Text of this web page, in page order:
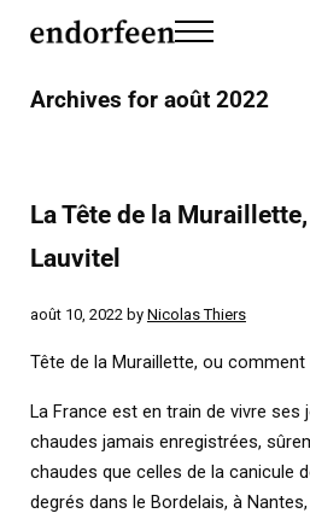
Menu
Archives for août 2022
La Tête de la
Lauvitel
août 10, 2022 by Nicolas Thiers
Tête de la Muraillette, ou comment
La France est en train de vivre ses
chaudes jamais enregistrées,
chaudes que celles de la canicule
degrés dans le Bordelais, à